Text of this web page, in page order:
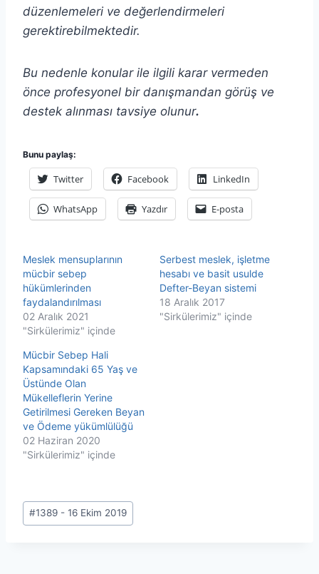
düzenlemeleri ve değerlendirmeleri
gerektirebilmektedir.
Bu nedenle konular ile ilgili karar vermeden
önce profesyonel bir danışmandan görüş ve
destek alınması tavsiye olunur.
Bunu paylaş:
Twitter Facebook LinkedIn
WhatsApp Yazdır E-posta
Meslek mensuplarının
mücbir sebep
hükümlerinden
faydalandırılması
02 Aralık 2021
"Sirkülerimiz" içinde
Serbest meslek, işletme
hesabı ve basit usulde
Defter-Beyan sistemi
18 Aralık 2017
"Sirkülerimiz" içinde
Mücbir Sebep Hali
Kapsamındaki 65 Yaş ve
Üstünde Olan
Mükelleflerin Yerine
Getirilmesi Gereken Beyan
ve Ödeme yükümlülüğü
02 Haziran 2020
"Sirkülerimiz" içinde
Post
Tags:
#1389 - 16 Ekim 2019